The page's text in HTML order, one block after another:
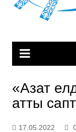
«Азат
атты
17.05.2022